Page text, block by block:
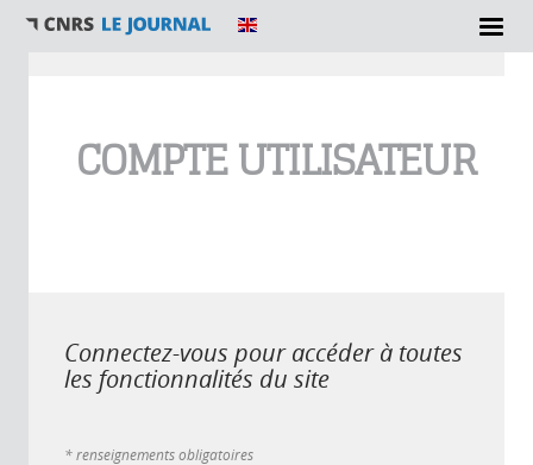
COMPTE UTILISATEUR
Connectez-vous pour accéder à toutes
les fonctionnalités du site
* renseignements obligatoires